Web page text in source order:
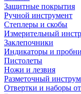
Защитные покрытия
Ручной инструмент
Степлеры и скобы
Измерительный
Заклепочники
Индикаторы и
Пистолеты
Ножи и лезвия
Разметочный
Отвертки и наборы